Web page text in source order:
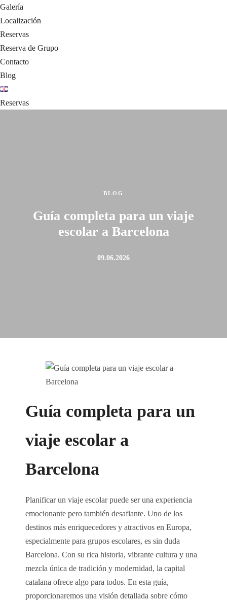
Galería
Localización
Reservas
Reserva de Grupo
Contacto
Blog
Reservas
BLOG
Guía completa para un viaje
escolar a Barcelona
09.06.2026
Guía completa para un
viaje escolar a
Barcelona
Planificar un viaje escolar puede ser una experiencia
emocionante pero también desafiante. Uno de los
destinos más enriquecedores y atractivos en Europa,
especialmente para grupos escolares, es sin duda
Barcelona. Con su rica historia, vibrante cultura y una
mezcla única de tradición y modernidad, la capital
catalana ofrece algo para todos. En esta guía,
proporcionaremos una visión detallada sobre cómo